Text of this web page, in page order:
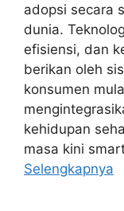
adopsi secara
dunia.
efisiensi, dan
berikan oleh
konsumen
kehidupan
masa kini
Selengkapnya